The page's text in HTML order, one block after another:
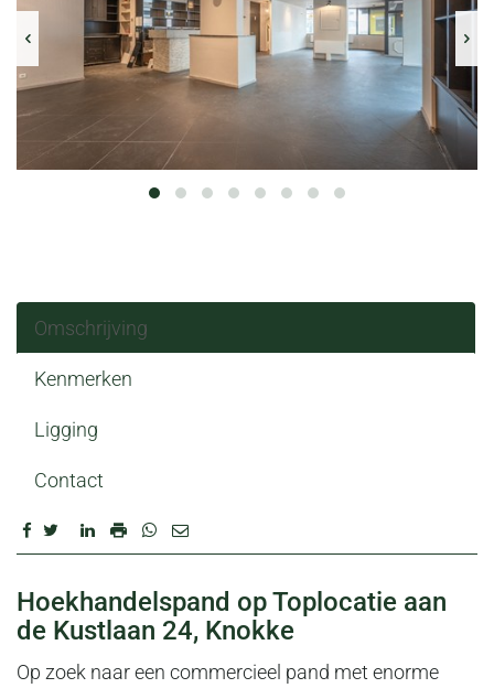
Omschrijving
Kenmerken
Ligging
Contact
OMSCHRIJVING
Hoekhandelspand op Toplocatie aan
de Kustlaan 24, Knokke
Op zoek naar een commercieel pand met enorme